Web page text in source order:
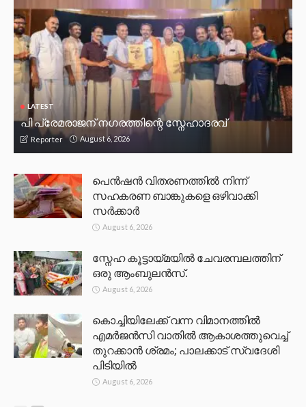
LATEST
പി പ്രേമരാജന് നഗരത്തിന്റെ സ്നേഹാദരവ്
Reporter August 6, 2026
പെൻഷൻ വിതരണത്തിൽ നിന്ന്
സഹകരണ ബാങ്കുകളെ ഒഴിവാക്കി
സർക്കാർ
August 6, 2026
സ്നേഹ കൂട്ടായ്മയിൽ ചേവരമ്പലത്തിന്
ഒരു ആംബുലൻസ്.
August 6, 2026
കൊച്ചിയിലേക്ക് വന്ന വിമാനത്തിൽ
എമർജൻസി വാതിൽ ആകാശത്തുവെച്ച്
തുറക്കാൻ ശ്രമം; പാലക്കാട് സ്വദേശി
പിടിയിൽ
August 6, 2026